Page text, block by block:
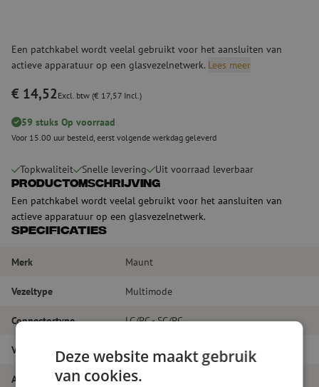
Een patchkabel wordt veelal gebruikt voor het aansluiten van
actieve apparatuur op een glasvezelnetwerk. Lees meer
€ 14,52Excl. btw (€ 17,57 Incl.)
59 stuks Op voorraad
Voor 15.00 uur besteld, eerst volgende werkdag geleverd
Topkwaliteit Snelle levering Uit voorraad leverbaar
Productomschrijving
Een patchkabel wordt veelal gebruikt voor het aansluiten van
actieve apparatuur op een glasvezelnetwerk.
Specificaties
Merk Maunt
Vezeltype Multimode
Connectortype LC/PC - SC/PC
Vezelsoort OM3
Aantal vezels Duplex
Deze website maakt gebruik
van cookies.